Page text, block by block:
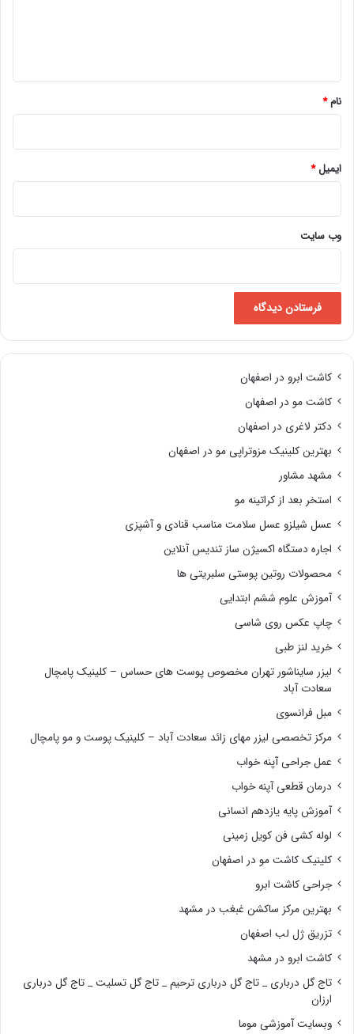
نام*
ایمیل*
وب‌ سایت
کاشت ابرو در اصفهان
کاشت مو در اصفهان
دکتر لاغری در اصفهان
بهترین کلینیک مزوتراپی مو در اصفهان
مشهد مشاور
استخر بعد از کراتینه مو
عسل شیلزو عسل سلامت مناسب قنادی و آشپزی
اجاره دستگاه اکسیژن ساز تندیس آنلاین
محصولات روتین پوستی سلبریتی ها
آموزش علوم ششم ابتدایی
چاپ عکس روی شاسی
خرید لنز طبی
لیزر سایناشور تهران مخصوص پوست های حساس – کلینیک پامچال
سعادت آباد
مبل فرانسوی
مرکز تخصصی لیزر مهای زائد سعادت آباد – کلینیک پوست و مو پامچال
عمل جراحی آپنه خواب
درمان قطعی آپنه خواب
آموزش پایه یازدهم انسانی
لوله کشی فن کویل زمینی
کلینیک کاشت مو در اصفهان
جراحی کاشت ابرو
بهترین مرکز ساکشن غبغب در مشهد
تزریق ژل لب اصفهان
کاشت ابرو در مشهد
تاج گل درباری _ تاج گل درباری ترحیم _ تاج گل تسلیت _ تاج گل درباری
ارزان
وبسایت آموزشی موما